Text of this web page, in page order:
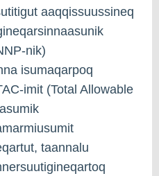
aaqqissuussineq
nik)
isumaqarpoq
imit (Total Allowable
taannalu